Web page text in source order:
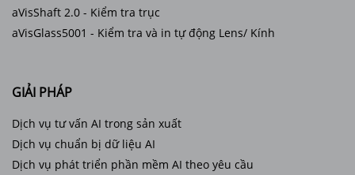
aVisShaft 2.0 - Kiểm tra trục
aVisGlass5001 - Kiểm tra và in tự động Lens/ Kính
GIẢI PHÁP
Dịch vụ tư vấn AI trong sản xuất
Dịch vụ chuẩn bị dữ liệu AI
Dịch vụ phát triển phần mềm AI theo yêu cầu